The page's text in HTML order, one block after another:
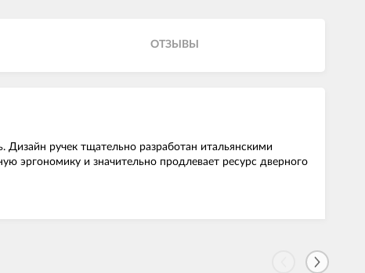
ОТЗЫВЫ
Дизайн ручек тщательно разработан итальянскими
эргономику и значительно продлевает ресурс дверного